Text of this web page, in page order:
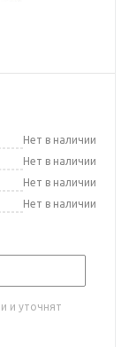
Нет в наличии
Нет в наличии
Нет в наличии
Нет в наличии
и уточнят